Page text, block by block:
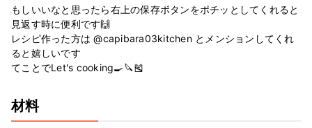
もしいいなと思ったら右上の保存ボタンをポチッとしてくれると
見返す時に便利です🙌
レシピ作った方は @capibara03kitchen とメンションしてくれ
ると嬉しいです
てことでLet's cooking🍳🔪🎽
材料